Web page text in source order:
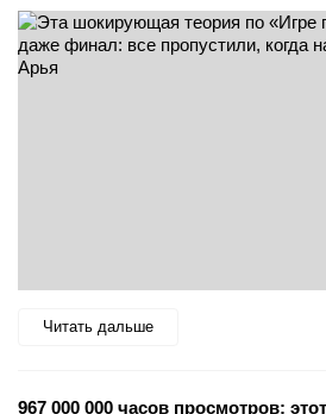
Читать дальше
967 000 000 часов просмотров: